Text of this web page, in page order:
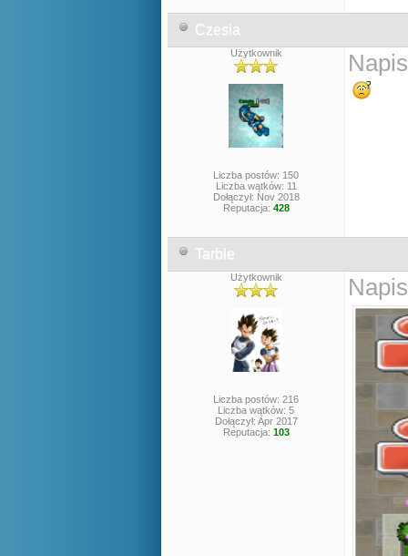
Czesia
Użytkownik
Liczba postów: 150
Liczba wątków: 11
Dołączył: Nov 2018
Reputacja: 428
Tarble
Użytkownik
Liczba postów: 216
Liczba wątków: 5
Dołączył: Apr 2017
Reputacja: 103